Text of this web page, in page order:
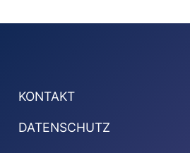
KONTAKT
DATENSCHUTZ